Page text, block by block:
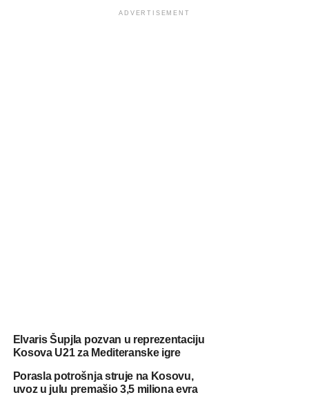
ADVERTISEMENT
Elvaris Šupjla pozvan u reprezentaciju
Kosova U21 za Mediteranske igre
Porasla potrošnja struje na Kosovu,
uvoz u julu premašio 3,5 miliona evra